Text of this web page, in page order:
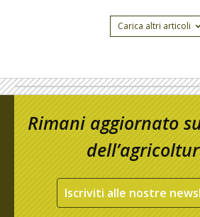
Carica altri articoli
Rimani aggiornato
Iscriviti alle nostre